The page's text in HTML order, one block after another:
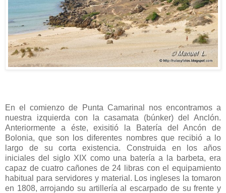
En el comienzo de Punta Camarinal nos encontramos a
nuestra izquierda con la casamata (búnker) del Anclón.
Anteriormente a éste, exisitió la Batería del Ancón de
Bolonia, que son los diferentes nombres que recibió a lo
largo de su corta existencia. Construida en los años
iniciales del siglo XIX como una batería a la barbeta, era
capaz de cuatro cañones de 24 libras con el equipamiento
habitual para servidores y material. Los ingleses la tomaron
en 1808, arrojando su artillería al escarpado de su frente y